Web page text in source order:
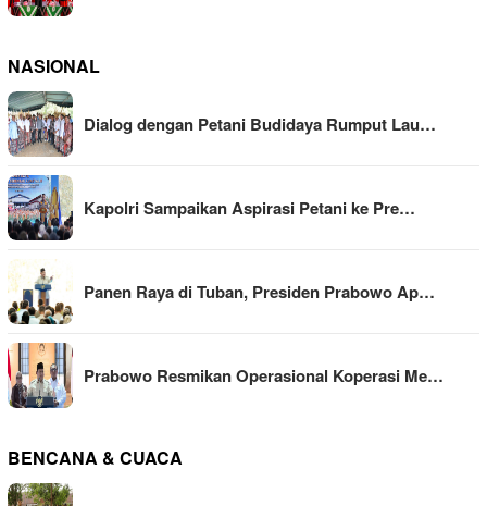
NASIONAL
Dialog dengan Petani Budidaya Rumput Lau…
Kapolri Sampaikan Aspirasi Petani ke Pre…
Panen Raya di Tuban, Presiden Prabowo Ap…
Prabowo Resmikan Operasional Koperasi Me…
BENCANA & CUACA